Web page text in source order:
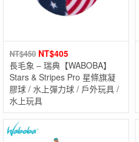
NT$450 NT$405
長毛象 – 瑞典【WABOBA】
Stars & Stripes Pro 星條旗凝
膠球 / 水上彈力球 / 戶外玩具 /
水上玩具